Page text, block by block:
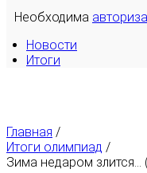
Необходима
Новости
Итоги
Главная /
Итоги олимпиад /
Зима недаром злится...